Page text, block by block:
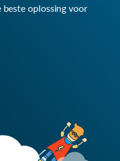
oplossing voor